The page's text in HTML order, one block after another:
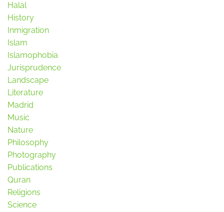
Halal
History
Inmigration
Islam
Islamophobia
Jurisprudence
Landscape
Literature
Madrid
Music
Nature
Philosophy
Photography
Publications
Quran
Religions
Science